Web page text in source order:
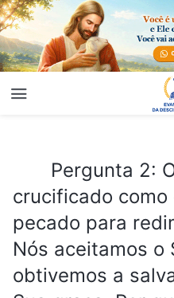
Pergunta 2:
crucificado
pecado para
Nós aceitamos o
obtivemos a